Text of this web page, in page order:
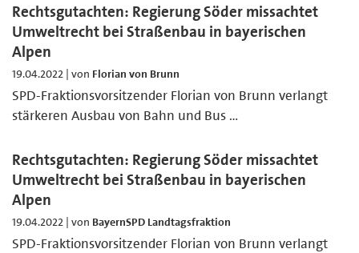
Rechtsgutachten: Regierung Söder missachtet
Umweltrecht bei Straßenbau in bayerischen
Alpen
19.04.2022 | von Florian von Brunn
SPD-Fraktionsvorsitzender Florian von Brunn verlangt
stärkeren Ausbau von Bahn und Bus …
Rechtsgutachten: Regierung Söder missachtet
Umweltrecht bei Straßenbau in bayerischen
Alpen
19.04.2022 | von BayernSPD Landtagsfraktion
SPD-Fraktionsvorsitzender Florian von Brunn verlangt